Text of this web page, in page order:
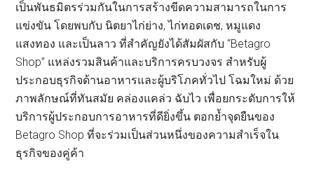
เป็นพันธมิตรร่วมกันในการสร้างขีดความสามารถในการ
แข่งขัน โดยพบกับ นิตยาไก่ย่าง, ไก่ทอดเดช, หมูแดง
แสงทอง และเป็นลาว ที่สำคัญยังได้สัมผัสกับ “Betagro
Shop” แหล่งรวมสินค้าและบริการครบวงจร สำหรับผู้
ประกอบธุรกิจด้านอาหารและผู้บริโภคทั่วไป โฉมใหม่ ด้วย
ภาพลักษณ์ที่ทันสมัย คล่องแคล่ว ฉับไว เพื่อยกระดับการให้
บริการผู้ประกอบการอาหารที่ดียิ่งขึ้น ตอกย้ำจุดยืนของ
Betagro Shop ที่จะร่วมเป็นส่วนหนึ่งของความสำเร็จใน
ธุรกิจของคู่ค้า